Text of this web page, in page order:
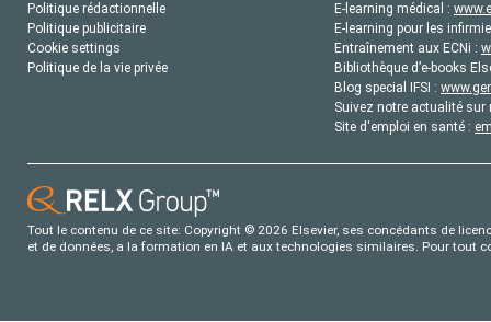
Politique rédactionnelle
Politique publicitaire
Cookie settings
Politique de la vie privée
E-learning médical :
E-learning pour les
Entraînement aux ECNi :
Bibliothèque d’e-books
Blog special IFSI :
Suivez notre actualité sur
Site d'emploi en santé :
Tout le contenu de ce site: Copyright © 2026 Elsevier, ses concédants de
et de données, a la formation en IA et aux technologies similaires. Pour tout